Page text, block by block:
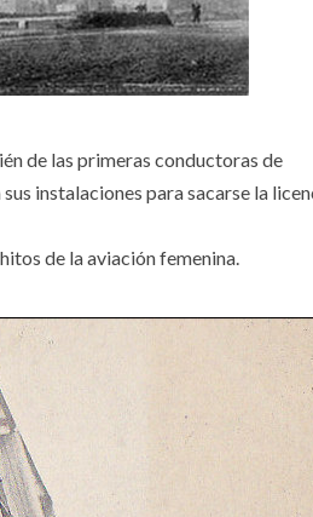
de las primeras conductoras de
instalaciones para sacarse la
de la aviación femenina.